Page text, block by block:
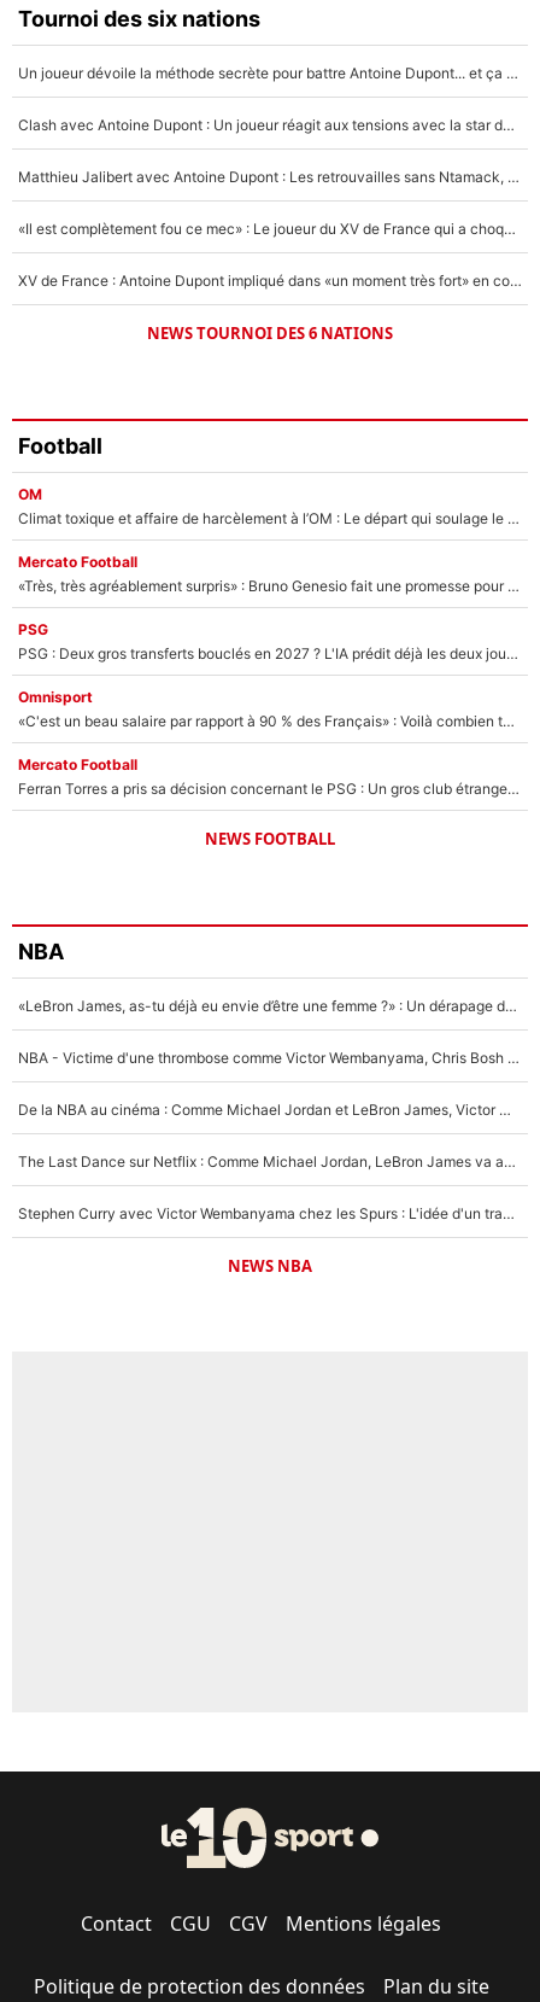
Faris Moumbagna
4%
Un autre joueur
5%
Tournoi des six nations
Un joueur dévoile la méthode secrète pour battre Antoine Dupont... et ça marche !
Clash avec Antoine Dupont : Un joueur réagit aux tensions avec la star du XV de France !
Matthieu Jalibert avec Antoine Dupont : Les retrouvailles sans Ntamack, «il y a eu des discussions»
«Il est complètement fou ce mec» : Le joueur du XV de France qui a choqué Matthieu Jalibert !
XV de France : Antoine Dupont impliqué dans «un moment très fort» en coulisses
NEWS TOURNOI DES 6 NATIONS
Football
OM
Climat toxique et affaire de harcèlement à l’OM : Le départ qui soulage le vestiaire de Bruno Genesio
Mercato Football
«Très, très agréablement surpris» : Bruno Genesio fait une promesse pour la suite du mercato de l’OM et rassure les supporters
PSG
PSG : Deux gros transferts bouclés en 2027 ? L'IA prédit déjà les deux joueurs qui pourraient rejoindre Luis Enrique !
Omnisport
«C'est un beau salaire par rapport à 90 % des Français» : Voilà combien touchait Nelson Monfort sur France Télévisions avant de rejoindre CNews
Mercato Football
Ferran Torres a pris sa décision concernant le PSG : Un gros club étranger prêt à relancer le feuilleton pour la signature du champion du monde 2026 !
NEWS FOOTBALL
NBA
«LeBron James, as-tu déjà eu envie d’être une femme ?» : Un dérapage de Donald Trump sur la superstar de la NBA refait surface
NBA - Victime d'une thrombose comme Victor Wembanyama, Chris Bosh prévient le Français des risques sur sa santé : «J’ai failli mourir sur le coup et j’ai été ramené à la vie»
De la NBA au cinéma : Comme Michael Jordan et LeBron James, Victor Wembanyama rêve d'une carrière d'acteur !
The Last Dance sur Netflix : Comme Michael Jordan, LeBron James va avoir le droit à sa série !
Stephen Curry avec Victor Wembanyama chez les Spurs : L'idée d'un trade historique est lancée en NBA !
NEWS NBA
Contact CGU CGV Mentions légales
Politique de protection des données Plan du site